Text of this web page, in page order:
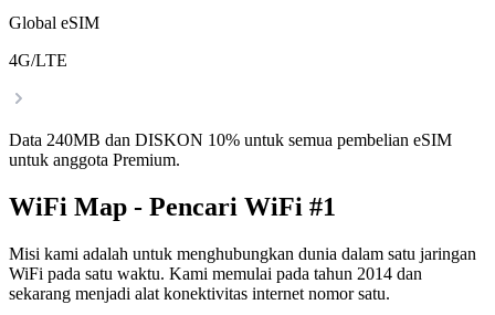
Global eSIM
4G/LTE
Data 240MB dan DISKON 10% untuk semua pembelian eSIM
untuk anggota Premium.
WiFi Map - Pencari WiFi #1
Misi kami adalah untuk menghubungkan dunia dalam satu jaringan
WiFi pada satu waktu. Kami memulai pada tahun 2014 dan
sekarang menjadi alat konektivitas internet nomor satu.